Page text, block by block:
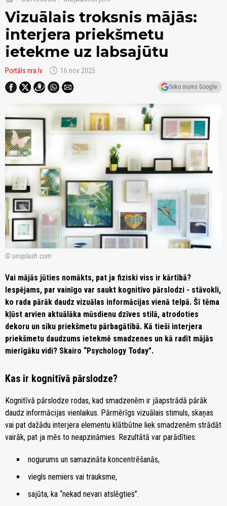
Vizuālais troksnis mājās:
interjera priekšmetu
ietekme uz labsajūtu
Portāls nra.lv schedule 16.nov 2025
Seko mums Google
© unsplash.com
Vai mājās jūties nomākts, pat ja fiziski viss ir kārtībā?
Iespējams, par vainīgo var saukt kognitīvo pārslodzi - stāvokli,
ko rada pārāk daudz vizuālas informācijas vienā telpā. Šī tēma
kļūst arvien aktuālāka mūsdienu dzīves stilā, atrodoties
dekoru un sīku priekšmetu pārbagātībā. Kā tieši interjera
priekšmetu daudzums ietekmē smadzenes un kā radīt mājās
mierīgāku vidi? Skairo “Psychology Today”.
Kas ir kognitīvā pārslodze?
Kognitīvā pārslodze rodas, kad smadzenēm ir jāapstrādā pārāk
daudz informācijas vienlaikus. Pārmērīgs vizuālais stimuls, skaņas
vai pat dažādu interjera elementu klātbūtne liek smadzenēm strādāt
vairāk, pat ja mēs to neapzināmies. Rezultātā var parādīties:
nogurums un samazināta koncentrēšanās,
viegls nemiers vai trauksme,
sajūta, ka “nekad nevari atslēgties”.